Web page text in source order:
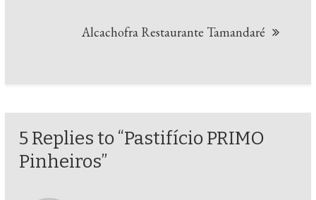
Alcachofra Restaurante Tamandaré
5 Replies to “Pastifício PRIMO
Pinheiros”